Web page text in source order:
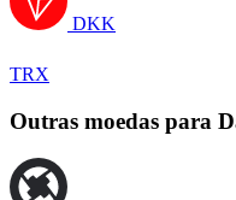
DKK
TRX
Outras moedas para